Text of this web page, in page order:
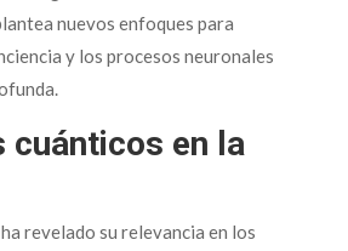
nuevos enfoques para
y los procesos neuronales
cuánticos en la
revelado su relevancia en los